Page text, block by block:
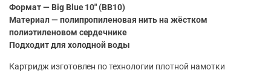
Формат — Big Blue 10″ (BB10)
Материал — полипропиленовая нить на жёстком
полиэтиленовом сердечнике
Подходит для холодной воды
Картридж изготовлен по технологии плотной намотки